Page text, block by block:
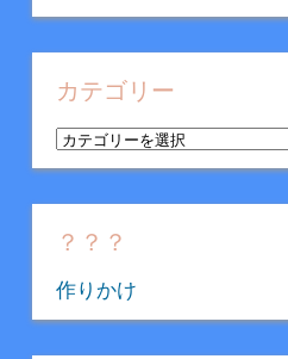
ー
カ
イ
カテゴリー
カ
テ
ゴ
リ
？？？
作りかけ